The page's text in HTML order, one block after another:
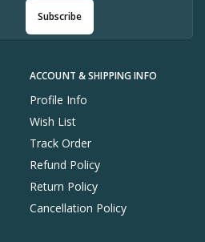
ACCOUNT & SHIPPING INFO
Profile Info
Wish List
Track Order
Refund Policy
Return Policy
Cancellation Policy
Subscribe